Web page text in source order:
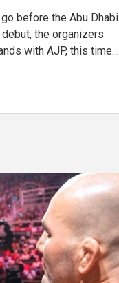
before the Abu Dhabi
the organizers
with AJP, this time…